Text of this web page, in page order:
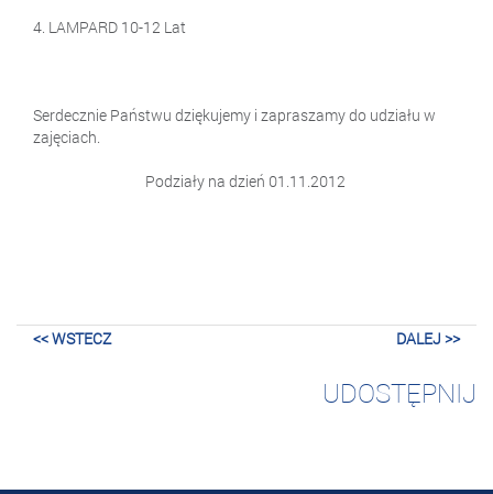
4. LAMPARD 10-12 Lat
Serdecznie Państwu dziękujemy i zapraszamy do udziału w
zajęciach.
Podziały na dzień 01.11.2012
<< WSTECZ DALEJ >>
UDOSTĘPNIJ